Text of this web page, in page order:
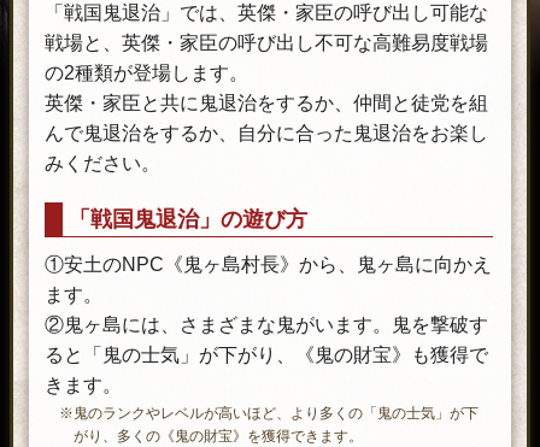
「戦国鬼退治」では、英傑・家臣の呼び出し可能な
戦場と、英傑・家臣の呼び出し不可な高難易度戦場
の2種類が登場します。
英傑・家臣と共に鬼退治をするか、仲間と徒党を組
んで鬼退治をするか、自分に合った鬼退治をお楽し
みください。
「戦国鬼退治」の遊び方
①安土のNPC《鬼ヶ島村長》から、鬼ヶ島に向かえ
ます。
②鬼ヶ島には、さまざまな鬼がいます。鬼を撃破す
ると「鬼の士気」が下がり、《鬼の財宝》も獲得で
きます。
※鬼のランクやレベルが高いほど、より多くの「鬼の士気」が下
がり、多くの《鬼の財宝》を獲得できます。